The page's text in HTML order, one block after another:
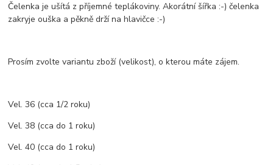
Čelenka je ušítá z příjemné teplákoviny. Akorátní šířka :-) čelenka
zakryje ouška a pěkně drží na hlavičce :-)
Prosím zvolte variantu zboží (velikost), o kterou máte zájem.
Vel. 36 (cca 1/2 roku)
Vel. 38 (cca do 1 roku)
Vel. 40 (cca do 1 roku)